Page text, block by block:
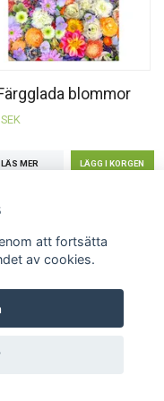
blommor
LÄS MER
att fortsätta
av cookies.